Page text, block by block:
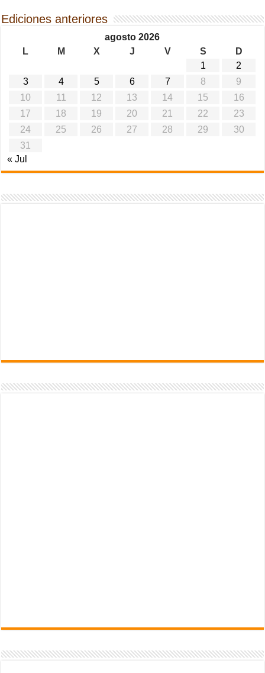
Ediciones anteriores
agosto 2026
L
M X J V S
D
1
2
3
4 5 6 7 8
9
10
11 12 13 14 15
16
17
18 19 20 21 22
23
24
25 26 27 28 29
30
31
« Jul